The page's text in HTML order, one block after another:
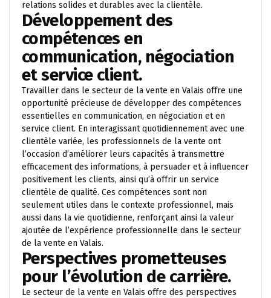
relations solides et durables avec la clientèle.
Développement des
compétences en
communication, négociation
et service client.
Travailler dans le secteur de la vente en Valais offre une
opportunité précieuse de développer des compétences
essentielles en communication, en négociation et en
service client. En interagissant quotidiennement avec une
clientèle variée, les professionnels de la vente ont
l’occasion d’améliorer leurs capacités à transmettre
efficacement des informations, à persuader et à influencer
positivement les clients, ainsi qu’à offrir un service
clientèle de qualité. Ces compétences sont non
seulement utiles dans le contexte professionnel, mais
aussi dans la vie quotidienne, renforçant ainsi la valeur
ajoutée de l’expérience professionnelle dans le secteur
de la vente en Valais.
Perspectives prometteuses
pour l’évolution de carrière.
Le secteur de la vente en Valais offre des perspectives